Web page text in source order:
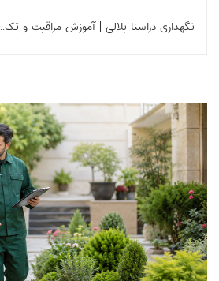
بیشتر بخوانیم ...
نگهداری دراسنا بلالی | آموزش مراقبت و